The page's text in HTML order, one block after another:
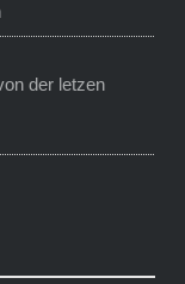
der letzen